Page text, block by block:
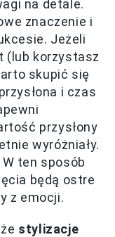
na detale.
znaczenie i
Jeżeli
(lub korzystasz
skupić się
i czas
przysłony
wyróżniały.
ten sposób
będą ostre
z emocji.
stylizacje